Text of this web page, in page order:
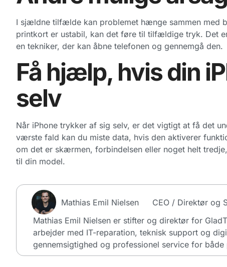
I sjældne tilfælde kan problemet hænge sammen med
printkort er ustabil, kan det føre til tilfældige tryk. Det
en tekniker, der kan åbne telefonen og gennemgå den.
Få hjælp, hvis din
selv
Når iPhone trykker af sig selv, er det vigtigt at få det
værste fald kan du miste data, hvis den aktiverer
om det er skærmen, forbindelsen eller noget helt
til din model.
Mathias Emil Nielsen CEO / Direktør og
Mathias Emil Nielsen er stifter og direktør for
arbejder med IT-reparation, teknisk support og
gennemsigtighed og professionel service for